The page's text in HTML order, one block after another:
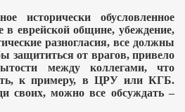
исторически обусловленное
в еврейской общине, убеждение,
разногласия, все должны
защититься от врагов, привело
между коллегами, что
к примеру, в ЦРУ или КГБ.
своих, можно все обсуждать –